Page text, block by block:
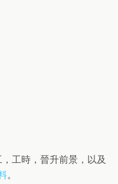
工時，晉升前景，以及
。